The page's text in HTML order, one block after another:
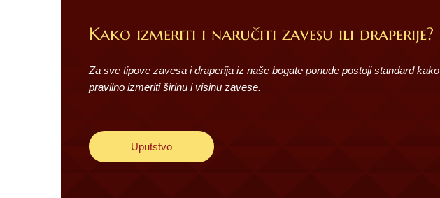
Kako izmeriti i naručiti zavesu ili draperije?
Za sve tipove zavesa i draperija iz naše bogate ponude postoji standard kako
pravilno izmeriti širinu i visinu zavese.
Uputstvo